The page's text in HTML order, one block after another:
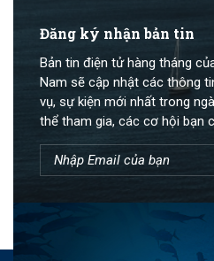
Đăng ký nhận bản tin
Bản tin điện tử hàng tháng
Nam sẽ cập nhật các thông
vụ, sự kiện mới nhất trong
thể tham gia, các cơ hội bạn